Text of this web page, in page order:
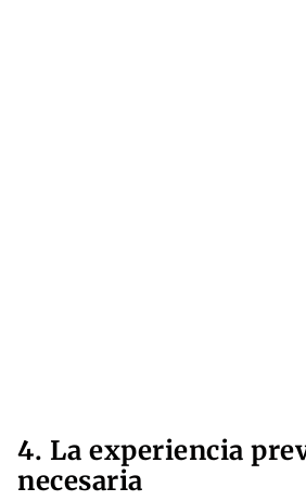
4. La experiencia
necesaria